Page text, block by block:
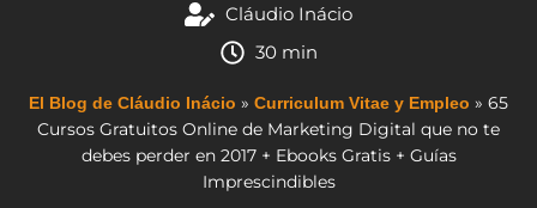
Cláudio Inácio
30 min
El Blog de Cláudio Inácio » Curriculum Vitae y Empleo » 65
Cursos Gratuitos Online de Marketing Digital que no te
debes perder en 2017 + Ebooks Gratis + Guías
Imprescindibles